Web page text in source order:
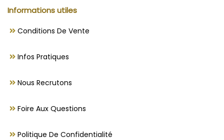
Informations utiles
Conditions De Vente
Infos Pratiques
Nous Recrutons
Foire Aux Questions
Politique De Confidentialité